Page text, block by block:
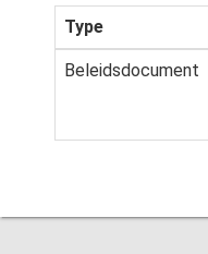
Type
Beleidsdocument